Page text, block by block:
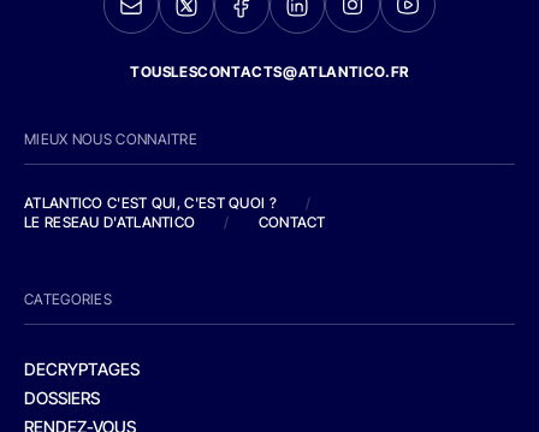
TOUSLESCONTACTS@ATLANTICO.FR
MIEUX NOUS CONNAITRE
ATLANTICO C'EST QUI, C'EST QUOI ?
/
LE RESEAU D'ATLANTICO
/ CONTACT
CATEGORIES
DECRYPTAGES
DOSSIERS
RENDEZ-VOUS